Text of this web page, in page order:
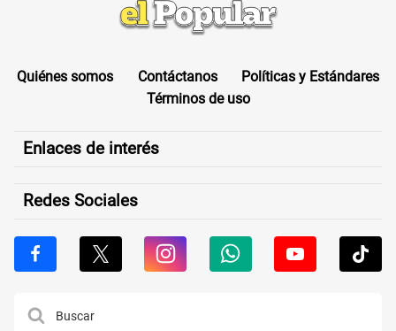
Quiénes somos Contáctanos
Políticas y Estándares
Términos de uso
Enlaces de interés
Redes Sociales